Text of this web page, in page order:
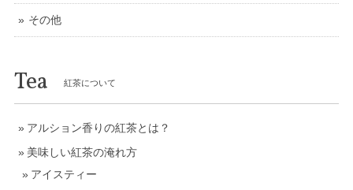
その他
Tea 紅茶について
アルション香りの紅茶とは？
美味しい紅茶の淹れ方
アイスティー